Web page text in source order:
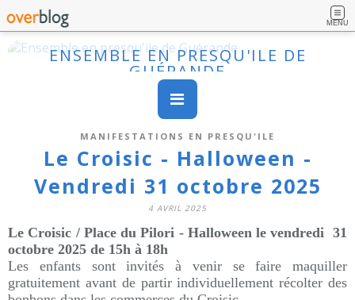
MENU
ENSEMBLE EN PRESQU'ILE DE
GUÉRANDE
MANIFESTATIONS EN PRESQU'ILE
Le Croisic - Halloween -
Vendredi 31 octobre 2025
4 AVRIL 2025
Le Croisic / Place du Pilori - Halloween le vendredi 31
octobre 2025 de 15h à 18h
Les enfants sont invités à venir se faire maquiller
gratuitement avant de partir individuellement récolter des